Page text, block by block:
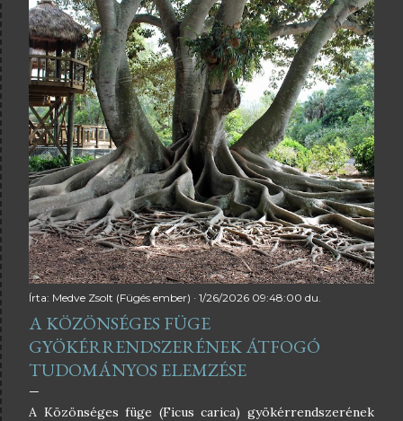
Írta: Medve Zsolt (Fügés ember) 1/26/2026 09:48:00 du.
A KÖZÖNSÉGES FÜGE
GYÖKÉRRENDSZERÉNEK ÁTFOGÓ
TUDOMÁNYOS ELEMZÉSE
A Közönséges füge (Ficus carica) gyökérrendszerének